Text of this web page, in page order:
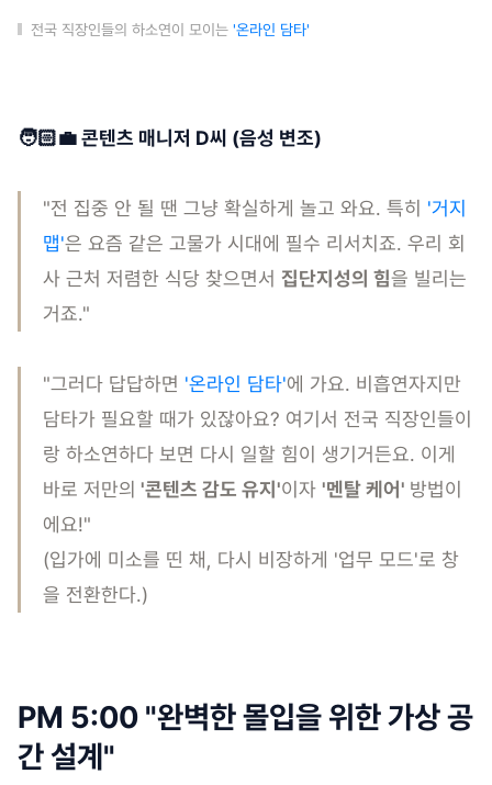
전국 직장인들의 하소연이 모이는 '온라인 담타'
🧑🏻‍💼 콘텐츠 매니저 D씨 (음성 변조)
"전 집중 안 될 땐 그냥 확실하게 놀고 와요. 특히 '거지
맵'은 요즘 같은 고물가 시대에 필수 리서치죠. 우리 회
사 근처 저렴한 식당 찾으면서 집단지성의 힘을 빌리는
거죠."
"그러다 답답하면 '온라인 담타'에 가요. 비흡연자지만
담타가 필요할 때가 있잖아요? 여기서 전국 직장인들이
랑 하소연하다 보면 다시 일할 힘이 생기거든요. 이게
바로 저만의 '콘텐츠 감도 유지'이자 '멘탈 케어' 방법이
에요!"
(입가에 미소를 띤 채, 다시 비장하게 '업무 모드'로 창
을 전환한다.)
PM 5:00 "완벽한 몰입을 위한 가상 공
간 설계"